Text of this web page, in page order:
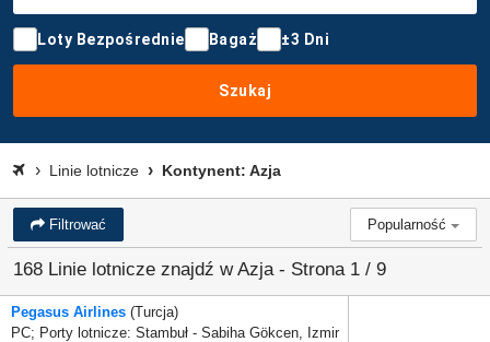
Loty Bezpośrednie Bagaż ±3 Dni
Szukaj
Linie lotnicze Kontynent: Azja
Filtrować Popularność
168 Linie lotnicze znajdź w Azja - Strona 1 / 9
Pegasus Airlines (Turcja)
PC; Porty lotnicze: Stambuł - Sabiha Gökcen, Izmir